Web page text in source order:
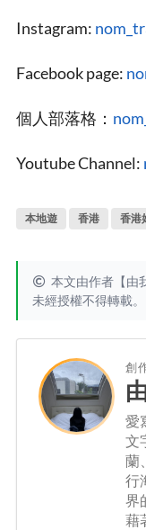
Instagram:
Facebook page:
個人部落格：
Youtube Channel:
本地遊 香港 香港
本文由作者【由
未經授權不得轉載。
創
愛
文
蘭
行
界
藉